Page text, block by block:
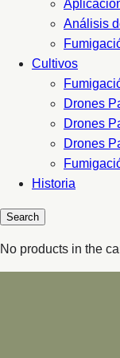
Análisis
Cultivos
Drones
Drones
Drones
Historia
No products in the